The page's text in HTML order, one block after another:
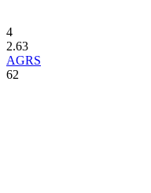
4
2.63
AGRS
62